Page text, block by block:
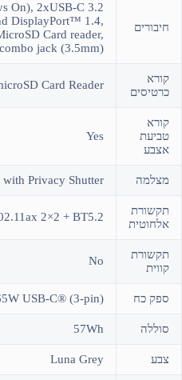
חיבורים
On), 2xUSB-C 3.2
DisplayPort™ 1.4,
Card reader,
jack (3.5mm)
קורא
כרטיסים
Card Reader
קורא
טביעת
אצבע
Yes
מצלמה Privacy Shutter
תקשורת
אלחוטית
2×2 + BT5.2
תקשורת
קווית
No
ספק כח USB-C® (3-pin)
סוללה 57Wh
צבע Luna Grey